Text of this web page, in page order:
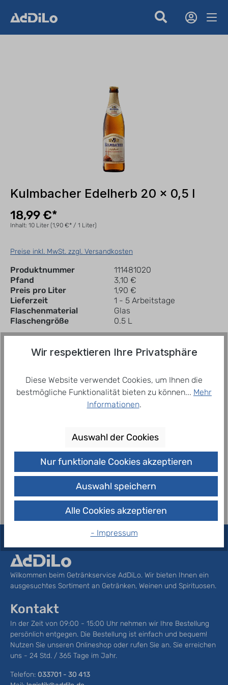
Kulmbacher Edelherb 20 x 0,5 l
18,99 €*
Inhalt: 10 Liter (1,90 €* / 1 Liter)
Preise inkl. MwSt. zzgl. Versandkosten
Produktnummer
111481020
Pfand
3,10 €
Preis pro Liter
1,90 €
Lieferzeit
1 - 5 Arbeitstage
Flaschenmaterial
Glas
Flaschengröße
0.5 L
Zum Merkzettel hinzufügen
heute das meistgetrunkene Pils in Nordbayern ist?
Ganz sicher am unverwechselba…Mehr
Wilkommen beim Getränkservice AdDiLo. Wir bieten Ihnen ein
ausgesuchtes Sortiment an Getränken, Weinen und Spirituosen.
Kontakt
In der Zeit von 09:00 - 15:00 Uhr nehmen wir Ihre Bestellung
persönlich entgegen. Die Bestellung ist einfach und bequem!
Nutzen Sie unseren Onlineshop oder rufen Sie an. Sie erreichen
uns - 24 Std. / 365 Tage im Jahr.
Telefon: 033701 - 30 413
Wir respektieren Ihre Privatsphäre
Diese Website verwendet Cookies, um Ihnen die
bestmögliche Funktionalität bieten zu können... Mehr
Informationen.
Auswahl der Cookies
Nur funktionale Cookies akzeptieren
Auswahl speichern
Alle Cookies akzeptieren
- Impressum